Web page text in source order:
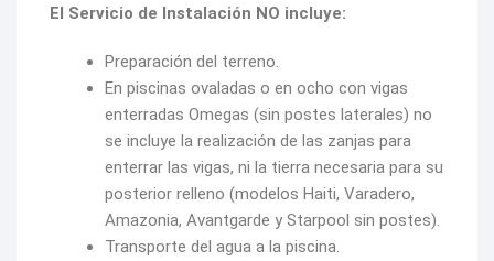
El Servicio de Instalación NO incluye:
Preparación del terreno.
En piscinas ovaladas o en ocho con vigas
enterradas Omegas (sin postes laterales) no
se incluye la realización de las zanjas para
enterrar las vigas, ni la tierra necesaria para su
posterior relleno (modelos Haiti, Varadero,
Amazonia, Avantgarde y Starpool sin postes).
Transporte del agua a la piscina.